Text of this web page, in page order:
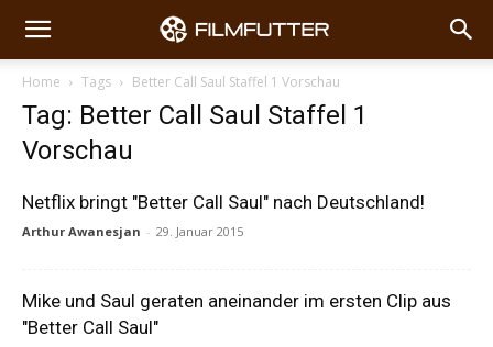
Home Tags Better Call Saul Staffel 1 Vorschau
Tag: Better Call Saul Staffel 1
Vorschau
Netflix bringt "Better Call Saul" nach Deutschland!
Arthur Awanesjan - 29. Januar 2015
Mike und Saul geraten aneinander im ersten Clip aus
"Better Call Saul"